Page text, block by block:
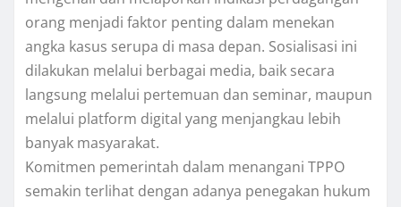
orang menjadi faktor penting dalam menekan
angka kasus serupa di masa depan. Sosialisasi ini
dilakukan melalui berbagai media, baik secara
langsung melalui pertemuan dan seminar, maupun
melalui platform digital yang menjangkau lebih
banyak masyarakat.
Komitmen pemerintah dalam menangani TPPO
semakin terlihat dengan adanya penegakan hukum